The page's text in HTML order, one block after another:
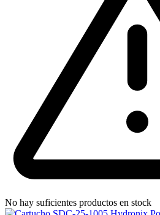
No hay suficientes productos en stock